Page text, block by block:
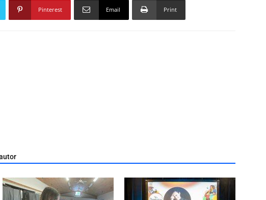
Pinterest Email Print